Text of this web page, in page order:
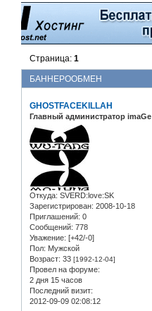
БАННЕРООБМЕН
Страница:1
GHOSTFACEKILLAH
Главный администратор imaGe
Откуда: SVERD:love:SK
Зарегистрирован: 2008-10-18
Приглашений: 0
Сообщений: 778
Уважение: [+42/-0]
Пол: Мужской
Возраст: 33 [1992-12-04]
Провел на форуме:
2 дня 15 часов
Последний визит:
2012-09-09 02:08:12